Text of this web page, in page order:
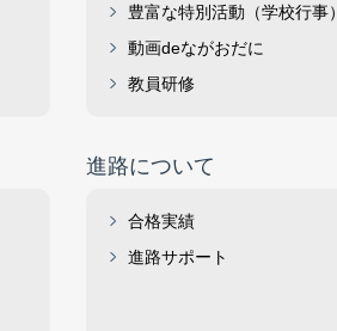
豊富な特別活動（学校行事）
動画deながおだに
教員研修
進路について
合格実績
進路サポート